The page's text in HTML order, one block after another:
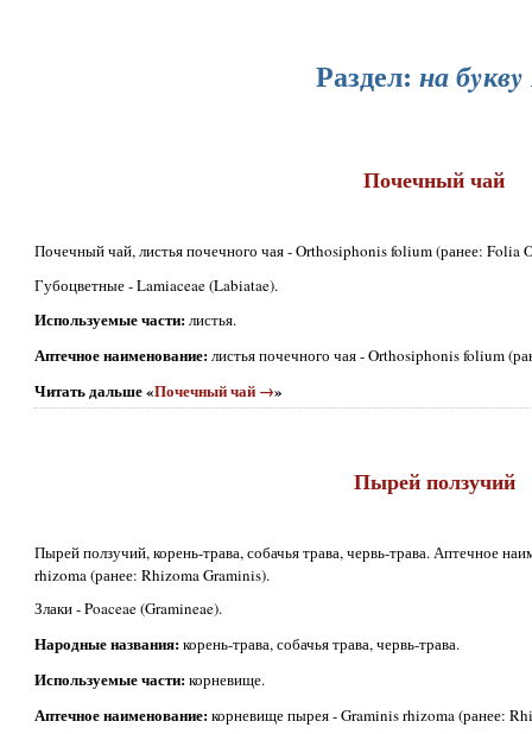
Раздел: на
Почечный чай
Почечный чай, листья почечного чая - Orthosiphonis folium (ранее: Folia
Губоцветные - Lamiaceae (Labiatae).
Используемые части:листья.
Аптечное наименование:листья почечного чая - Orthosiphonis folium
Читать дальше «Почечный чай →»
Пырей ползучий
Пырей ползучий, корень-трава, собачья трава, червь-трава. Аптечное
rhizoma (ранее: Rhizoma Graminis).
Злаки - Poaceae (Gramineae).
Народные названия:корень-трава, собачья трава, червь-трава.
Используемые части:корневище.
Аптечное наименование:корневище пырея - Graminis rhizoma (ранее: